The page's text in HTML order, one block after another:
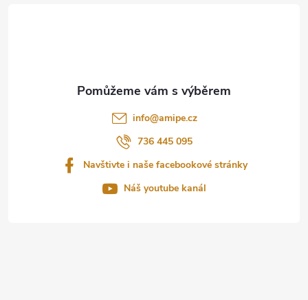
info@amipe.cz
736 445 095
Navštivte i naše facebookové stránky
Náš youtube kanál